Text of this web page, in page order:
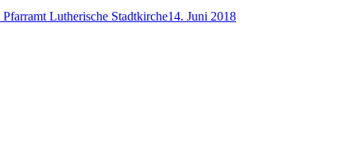
Pfarramt Lutherische Stadtkirche14. Juni 2018